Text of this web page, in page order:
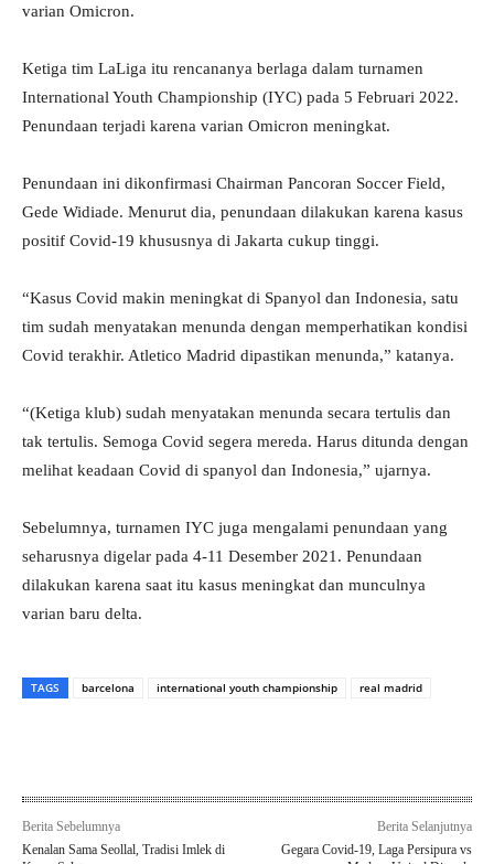
varian Omicron.
Ketiga tim LaLiga itu rencananya berlaga dalam turnamen
International Youth Championship (IYC) pada 5 Februari 2022.
Penundaan terjadi karena varian Omicron meningkat.
Penundaan ini dikonfirmasi Chairman Pancoran Soccer Field,
Gede Widiade. Menurut dia, penundaan dilakukan karena kasus
positif Covid-19 khususnya di Jakarta cukup tinggi.
“Kasus Covid makin meningkat di Spanyol dan Indonesia, satu
tim sudah menyatakan menunda dengan memperhatikan kondisi
Covid terakhir. Atletico Madrid dipastikan menunda,” katanya.
“(Ketiga klub) sudah menyatakan menunda secara tertulis dan
tak tertulis. Semoga Covid segera mereda. Harus ditunda dengan
melihat keadaan Covid di spanyol dan Indonesia,” ujarnya.
Sebelumnya, turnamen IYC juga mengalami penundaan yang
seharusnya digelar pada 4-11 Desember 2021. Penundaan
dilakukan karena saat itu kasus meningkat dan munculnya
varian baru delta.
TAGS barcelona international youth championship real madrid
Berita Sebelumnya
Kenalan Sama Seollal, Tradisi Imlek di
Berita Selanjutnya
Gegara Covid-19, Laga Persipura vs